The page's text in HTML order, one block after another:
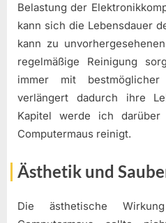
Belastung der
kann sich die Lebensdauer
kann zu
regelmäßige Reinigung
immer mit
verlängert dadurch ihre
Kapitel werde ich
Computermaus reinigt.
Ästhetik und
Die ästhetische